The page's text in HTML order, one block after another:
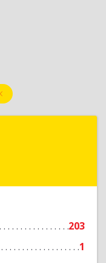
203
1
г,